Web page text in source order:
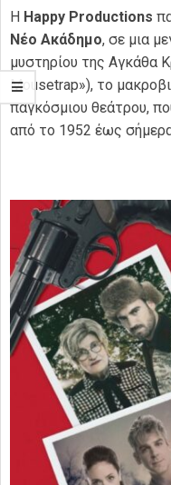
Η Happy Productions
Νέο Ακάδημο, σε μια
μυστηρίου της Αγκάθα
Mousetrap»), το
παγκόσμιου θεάτρου,
από τo 1952 έως